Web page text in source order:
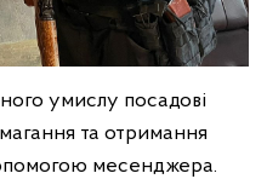
умислу посадові
та отримання
месенджера.